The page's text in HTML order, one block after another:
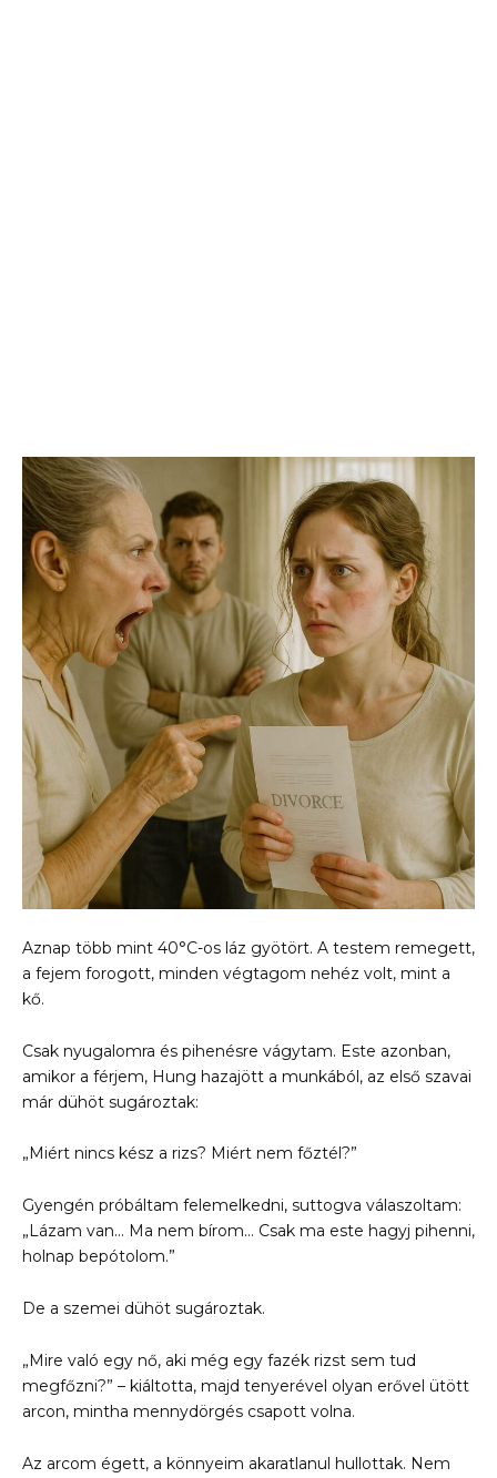
Aznap több mint 40°C-os láz gyötört. A testem remegett,
a fejem forogott, minden végtagom nehéz volt, mint a
kő.
Csak nyugalomra és pihenésre vágytam. Este azonban,
amikor a férjem, Hung hazajött a munkából, az első szavai
már dühöt sugároztak:
„Miért nincs kész a rizs? Miért nem főztél?”
Gyengén próbáltam felemelkedni, suttogva válaszoltam:
„Lázam van… Ma nem bírom… Csak ma este hagyj pihenni,
holnap bepótolom.”
De a szemei dühöt sugároztak.
„Mire való egy nő, aki még egy fazék rizst sem tud
megfőzni?” – kiáltotta, majd tenyerével olyan erővel ütött
arcon, mintha mennydörgés csapott volna.
Az arcom égett, a könnyeim akaratlanul hullottak. Nem